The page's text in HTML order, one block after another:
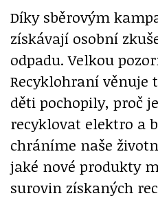
Díky sběrovým
získávají osobní
odpadu. Velkou
Recyklohraní věnuje
děti pochopily, proč
recyklovat elektro a
chráníme naše
jaké nové produkty
surovin získaných